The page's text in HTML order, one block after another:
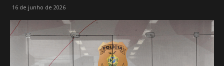
16 de junho de 2026